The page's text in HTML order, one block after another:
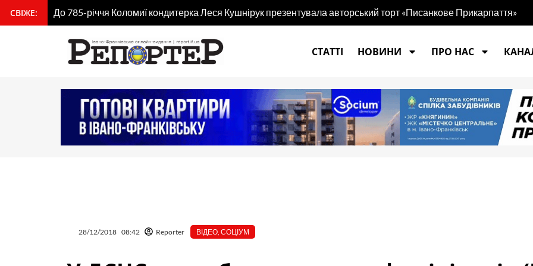
вмісту
СВІЖЕ: До 785-річчя Коломиї кондитерка Леся Кушнірук презентувала авторський торт «Писанкове Прикарпаття»
СТАТТІ
НОВИНИ ПРО НАС
28/12/2018 08:42 Reporter ВІДЕО СОЦІУМ